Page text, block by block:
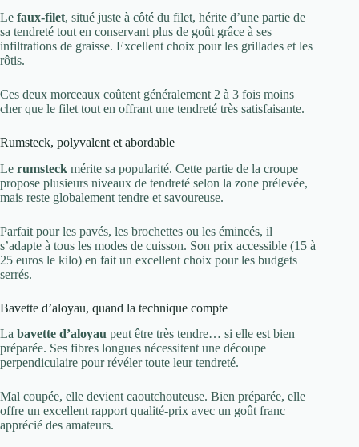
Le faux-filet, situé juste à côté du filet, hérite d’une partie de
sa tendreté tout en conservant plus de goût grâce à ses
infiltrations de graisse. Excellent choix pour les grillades et les
rôtis.
Ces deux morceaux coûtent généralement 2 à 3 fois moins
cher que le filet tout en offrant une tendreté très satisfaisante.
Rumsteck, polyvalent et abordable
Le rumsteck mérite sa popularité. Cette partie de la croupe
propose plusieurs niveaux de tendreté selon la zone prélevée,
mais reste globalement tendre et savoureuse.
Parfait pour les pavés, les brochettes ou les émincés, il
s’adapte à tous les modes de cuisson. Son prix accessible (15 à
25 euros le kilo) en fait un excellent choix pour les budgets
serrés.
Bavette d’aloyau, quand la technique compte
La bavette d’aloyau peut être très tendre… si elle est bien
préparée. Ses fibres longues nécessitent une découpe
perpendiculaire pour révéler toute leur tendreté.
Mal coupée, elle devient caoutchouteuse. Bien préparée, elle
offre un excellent rapport qualité-prix avec un goût franc
apprécié des amateurs.